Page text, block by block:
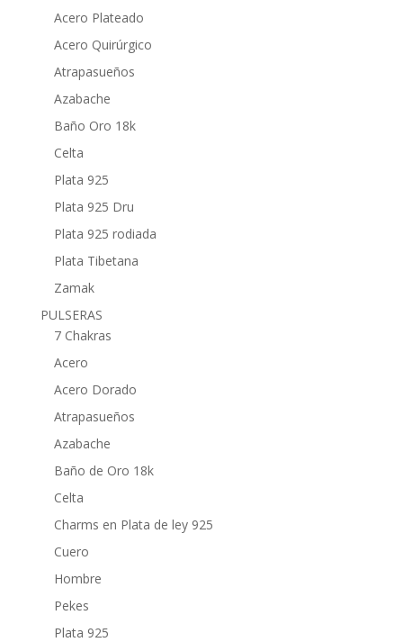
Acero Plateado
Acero Quirúrgico
Atrapasueños
Azabache
Baño Oro 18k
Celta
Plata 925
Plata 925 Dru
Plata 925 rodiada
Plata Tibetana
Zamak
PULSERAS
7 Chakras
Acero
Acero Dorado
Atrapasueños
Azabache
Baño de Oro 18k
Celta
Charms en Plata de ley 925
Cuero
Hombre
Pekes
Plata 925